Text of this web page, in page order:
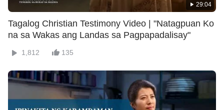
29:04
Tagalog Christian Testimony Video | "Natagpuan Ko
na sa Wakas ang Landas sa Pagpapadalisay"
1,812 135